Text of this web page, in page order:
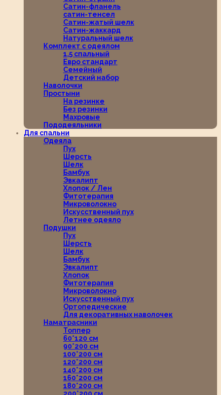
Сатин-фланель
сатин-тенсел
Сатин-жатый шелк
Сатин-жаккард
Натуральный шелк
Комплект с одеялом
1,5 спальный
Евро стандарт
Семейный
Детский набор
Наволочки
Простыни
На резинке
Без резинки
Махровые
Пододеяльники
Для спальни
Одеяла
Пух
Шерсть
Шелк
Бамбук
Эвкалипт
Хлопок / Лен
Фитотерапия
Микроволокно
Искусственный пух
Летнее одеяло
Подушки
Пух
Шерсть
Шелк
Бамбук
Эвкалипт
Хлопок
Фитотерапия
Микроволокно
Искусственный пух
Ортопедические
Для декоративных наволочек
Наматрасники
Топпер
60*120 см
90*200 см
100*200 см
120*200 см
140*200 см
160*200 см
180*200 см